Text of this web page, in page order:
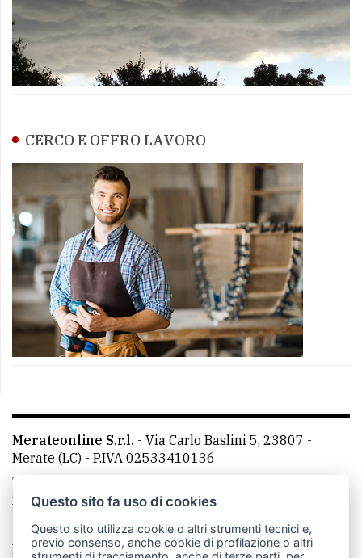
CERCO E OFFRO LAVORO
Merateonline S.r.l. - Via Carlo Baslini 5, 23807 -
Merate (LC) - P.IVA 02533410136
Telefono:
mail: redazione@merateonline.it
La redazione
CasateOnline LeccoOnline
RSS
Made by VIP
Questo sito fa uso di cookies
Questo sito utilizza cookie o altri strumenti tecnici e,
previo consenso, anche cookie di profilazione o altri